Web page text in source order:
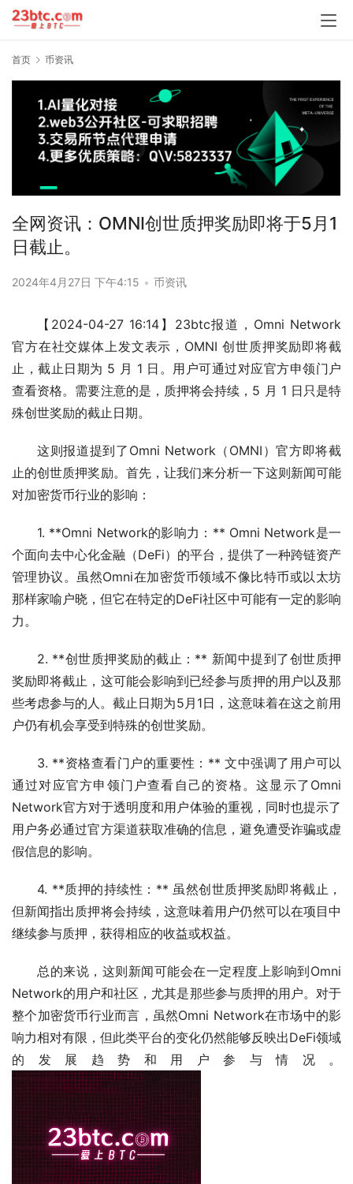
首页 币资讯
全网资讯：OMNI创世质押奖励即将于5月1
日截止。
2024年4月27日 下午4:15 • 币资讯
【2024-04-27 16:14】23btc报道，Omni Network
官方在社交媒体上发文表示，OMNI 创世质押奖励即将截
止，截止日期为 5 月 1 日。用户可通过对应官方申领门户
查看资格。需要注意的是，质押将会持续，5 月 1 日只是特
殊创世奖励的截止日期。
这则报道提到了Omni Network（OMNI）官方即将截
止的创世质押奖励。首先，让我们来分析一下这则新闻可能
对加密货币行业的影响：
1. **Omni Network的影响力：** Omni Network是一
个面向去中心化金融（DeFi）的平台，提供了一种跨链资产
管理协议。虽然Omni在加密货币领域不像比特币或以太坊
那样家喻户晓，但它在特定的DeFi社区中可能有一定的影响
力。
2. **创世质押奖励的截止：** 新闻中提到了创世质押
奖励即将截止，这可能会影响到已经参与质押的用户以及那
些考虑参与的人。截止日期为5月1日，这意味着在这之前用
户仍有机会享受到特殊的创世奖励。
3. **资格查看门户的重要性：** 文中强调了用户可以
通过对应官方申领门户查看自己的资格。这显示了Omni
Network官方对于透明度和用户体验的重视，同时也提示了
用户务必通过官方渠道获取准确的信息，避免遭受诈骗或虚
假信息的影响。
4. **质押的持续性：** 虽然创世质押奖励即将截止，
但新闻指出质押将会持续，这意味着用户仍然可以在项目中
继续参与质押，获得相应的收益或权益。
总的来说，这则新闻可能会在一定程度上影响到Omni
Network的用户和社区，尤其是那些参与质押的用户。对于
整个加密货币行业而言，虽然Omni Network在市场中的影
响力相对有限，但此类平台的变化仍然能够反映出DeFi领域
的发展趋势和用户参与情况。